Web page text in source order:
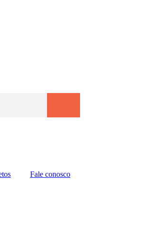
Fale conosco